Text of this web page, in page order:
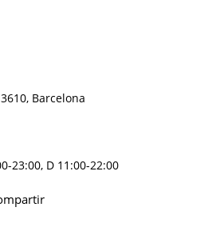
Barcelona
23:00, D 11:00-22:00